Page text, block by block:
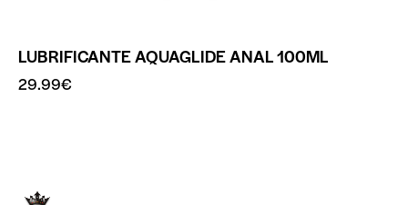
LUBRIFICANTE AQUAGLIDE ANAL 100ML
29.99€